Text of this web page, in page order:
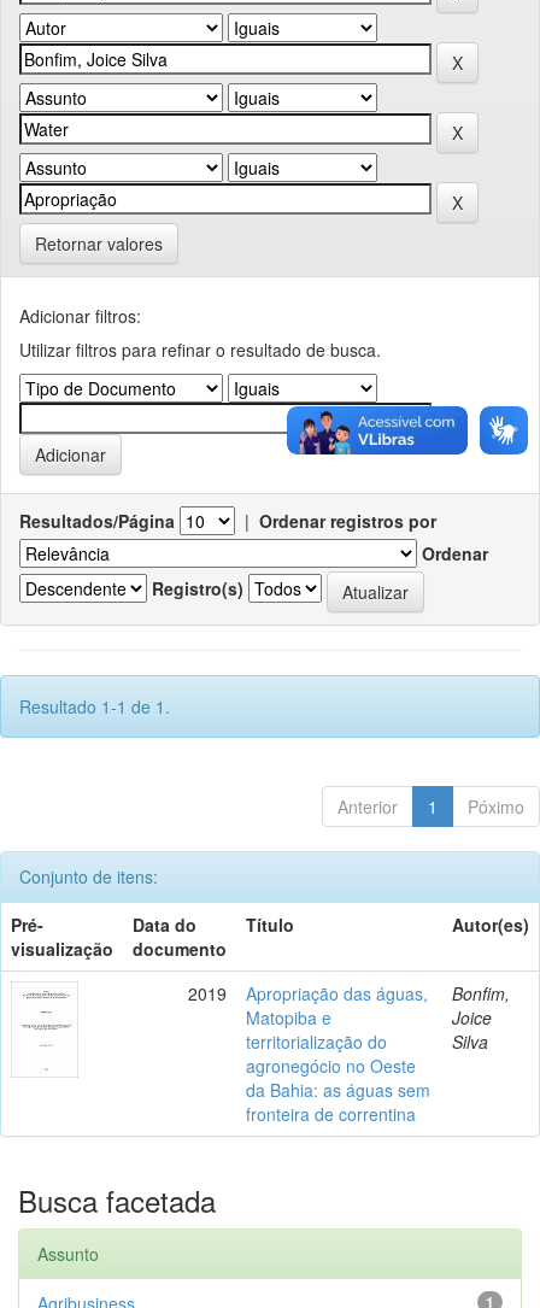
Retornar valores
Adicionar filtros:
Utilizar filtros para refinar o resultado de busca.
Resultados/Página | Ordenar registros por
Ordenar
Registro(s)
Resultado 1-1 de 1.
Anterior 1 Póximo
Conjunto de itens:
Pré-
visualização
Data do
documento
Título Autor(es)
2019
Apropriação das águas,
Matopiba e
territorialização do
agronegócio no Oeste
da Bahia: as águas sem
fronteira de correntina
Bonfim,
Joice
Silva
Busca facetada
Assunto
1
Agribusiness